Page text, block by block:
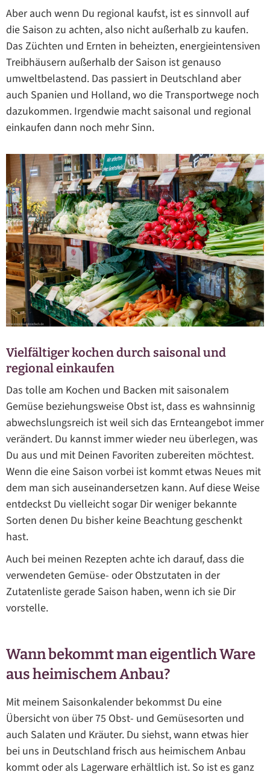
Aber auch wenn Du regional kaufst, ist es sinnvoll auf
die Saison zu achten, also nicht außerhalb zu kaufen.
Das Züchten und Ernten in beheizten, energieintensiven
Treibhäusern außerhalb der Saison ist genauso
umweltbelastend. Das passiert in Deutschland aber
auch Spanien und Holland, wo die Transportwege noch
dazukommen. Irgendwie macht saisonal und regional
einkaufen dann noch mehr Sinn.
Vielfältiger kochen durch saisonal und
regional einkaufen
Das tolle am Kochen und Backen mit saisonalem
Gemüse beziehungsweise Obst ist, dass es wahnsinnig
abwechslungsreich ist weil sich das Ernteangebot immer
verändert. Du kannst immer wieder neu überlegen, was
Du aus und mit Deinen Favoriten zubereiten möchtest.
Wenn die eine Saison vorbei ist kommt etwas Neues mit
dem man sich auseinandersetzen kann. Auf diese Weise
entdeckst Du vielleicht sogar Dir weniger bekannte
Sorten denen Du bisher keine Beachtung geschenkt
hast.
Auch bei meinen Rezepten achte ich darauf, dass die
verwendeten Gemüse- oder Obstzutaten in der
Zutatenliste gerade Saison haben, wenn ich sie Dir
vorstelle.
Wann bekommt man eigentlich Ware
aus heimischem Anbau?
Mit meinem Saisonkalender bekommst Du eine
Übersicht von über 75 Obst- und Gemüsesorten und
auch Salaten und Kräuter. Du siehst, wann etwas hier
bei uns in Deutschland frisch aus heimischem Anbau
kommt oder als Lagerware erhältlich ist. So ist es ganz